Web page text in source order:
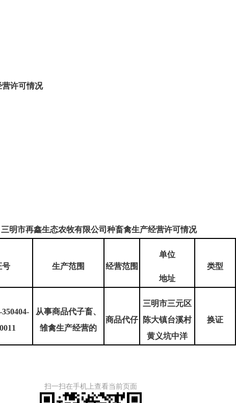
许可情况
三明市再鑫生态农牧有限公司种畜禽生产经营许可情况
号 生产范围 经营范围
单位
地址
类型
从事商品代子畜、
雏禽生产经营的
商品代仔
三明市三元区
陈大镇台溪村
黄义坑中洋
换证
扫一扫在手机上查看当前页面